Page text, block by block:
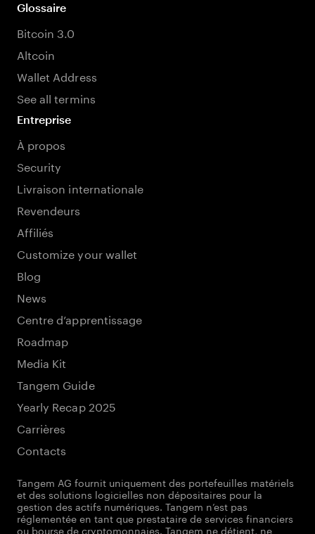
Glossaire
Bitcoin 3.0
Altcoin
Wallet Address
See all termins
Entreprise
À propos
Security
Livraison internationale
Revendeurs
Affiliés
Customize your wallet
Blog
News
Centre d’apprentissage
Roadmap
Media Kit
Tangem Guide
Yearly Recap 2025
Carrières
Contacts
Tangem AG fournit uniquement des portefeuilles matériels
et des solutions logicielles non dépositaires pour la
gestion des actifs numériques. Tangem n’est pas
réglementée en tant que prestataire de services financiers
ou bourse de cryptomonnaies. Tangem ne détient, ne